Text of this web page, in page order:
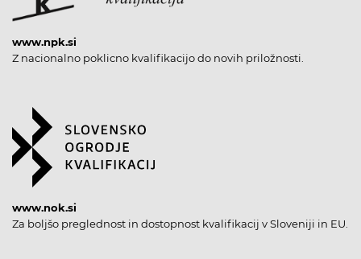
www.npk.si
Z nacionalno poklicno kvalifikacijo do novih priložnosti.
www.nok.si
Za boljšo preglednost in dostopnost kvalifikacij v Sloveniji in EU.